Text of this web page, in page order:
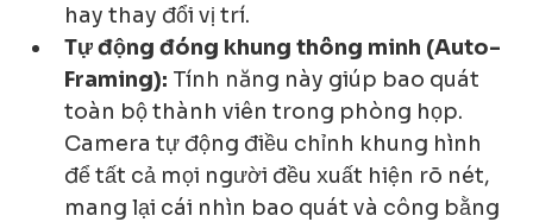
hay thay đổi vị trí.
Tự động đóng khung thông minh (Auto-
Framing): Tính năng này giúp bao quát
toàn bộ thành viên trong phòng họp.
Camera tự động điều chỉnh khung hình
để tất cả mọi người đều xuất hiện rõ nét,
mang lại cái nhìn bao quát và công bằng